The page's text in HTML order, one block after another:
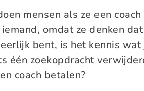
mensen als ze een
omdat ze denken
bent, is het kennis wat
één zoekopdracht
coach betalen?